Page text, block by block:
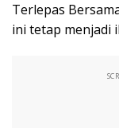
Terlepas
ini tetap menjadi